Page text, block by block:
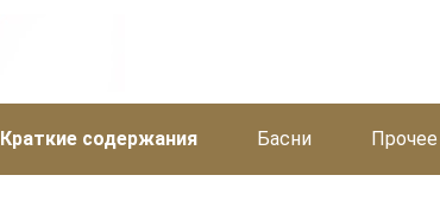
Краткие содержания Басни Прочее